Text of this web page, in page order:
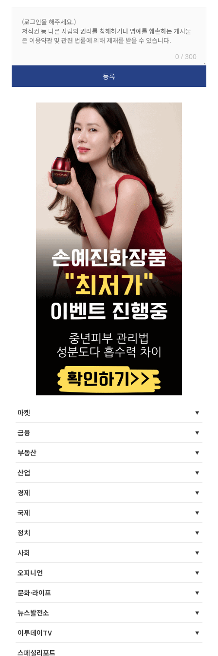
0 / 300
마켓
금융
부동산
산업
경제
국제
정치
사회
오피니언
문화·라이프
뉴스발전소
이투데이TV
스페셜리포트